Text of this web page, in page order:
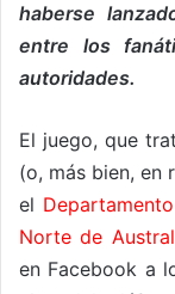
haberse
entre los
autoridades.
El juego, que
(o, más bien, en
el
Norte de
en Facebook a